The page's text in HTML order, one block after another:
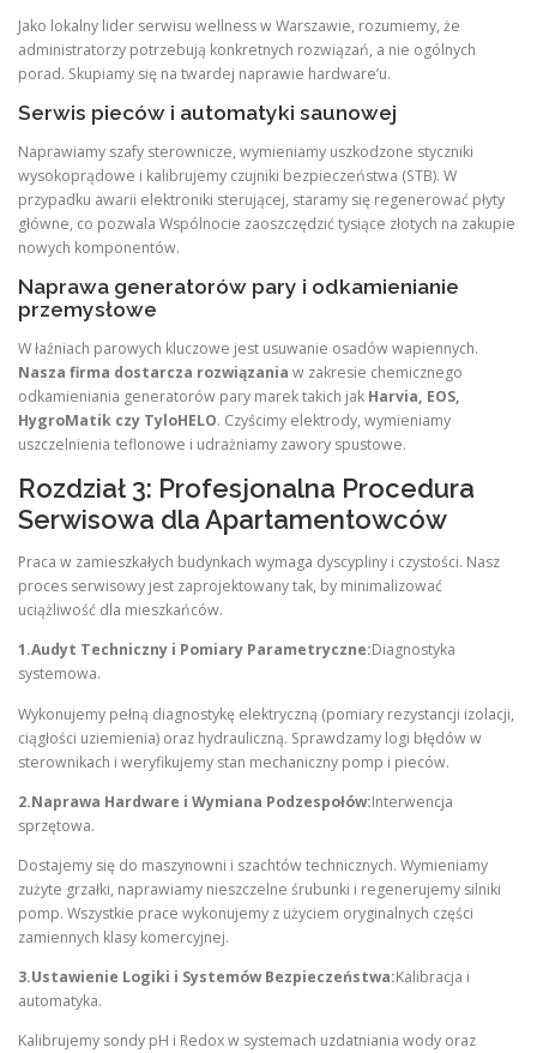
Jako lokalny lider serwisu wellness w Warszawie, rozumiemy, że
administratorzy potrzebują konkretnych rozwiązań, a nie ogólnych
porad. Skupiamy się na twardej naprawie hardware’u.
Serwis pieców i automatyki saunowej
Naprawiamy szafy sterownicze, wymieniamy uszkodzone styczniki
wysokoprądowe i kalibrujemy czujniki bezpieczeństwa (STB). W
przypadku awarii elektroniki sterującej, staramy się regenerować płyty
główne, co pozwala Wspólnocie zaoszczędzić tysiące złotych na zakupie
nowych komponentów.
Naprawa generatorów pary i odkamienianie
przemysłowe
W łaźniach parowych kluczowe jest usuwanie osadów wapiennych.
Nasza firma dostarcza rozwiązania w zakresie chemicznego
odkamieniania generatorów pary marek takich jak Harvia, EOS,
HygroMatik czy TyloHELO. Czyścimy elektrody, wymieniamy
uszczelnienia teflonowe i udrażniamy zawory spustowe.
Rozdział 3: Profesjonalna Procedura
Serwisowa dla Apartamentowców
Praca w zamieszkałych budynkach wymaga dyscypliny i czystości. Nasz
proces serwisowy jest zaprojektowany tak, by minimalizować
uciążliwość dla mieszkańców.
1.Audyt Techniczny i Pomiary Parametryczne:Diagnostyka
systemowa.
Wykonujemy pełną diagnostykę elektryczną (pomiary rezystancji izolacji,
ciągłości uziemienia) oraz hydrauliczną. Sprawdzamy logi błędów w
sterownikach i weryfikujemy stan mechaniczny pomp i pieców.
2.Naprawa Hardware i Wymiana Podzespołów:Interwencja
sprzętowa.
Dostajemy się do maszynowni i szachtów technicznych. Wymieniamy
zużyte grzałki, naprawiamy nieszczelne śrubunki i regenerujemy silniki
pomp. Wszystkie prace wykonujemy z użyciem oryginalnych części
zamiennych klasy komercyjnej.
3.Ustawienie Logiki i Systemów Bezpieczeństwa:Kalibracja i
automatyka.
Kalibrujemy sondy pH i Redox w systemach uzdatniania wody oraz